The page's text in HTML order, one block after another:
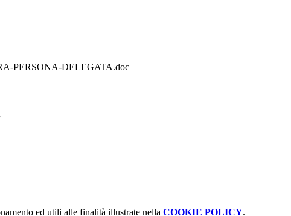
PERSONA-DELEGATA.doc
ed utili alle finalità illustrate nella COOKIE POLICY.